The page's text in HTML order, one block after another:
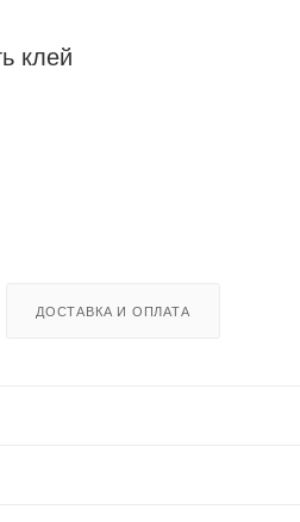
клей
ДОСТАВКА И ОПЛАТА